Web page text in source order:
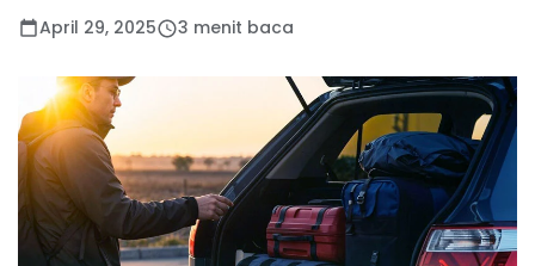
April 29, 2025 3 menit baca